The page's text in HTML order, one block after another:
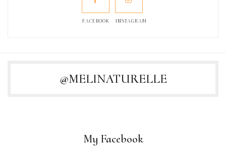
FACEBOOK INSTAGRAM
@MELINATURELLE
My Facebook